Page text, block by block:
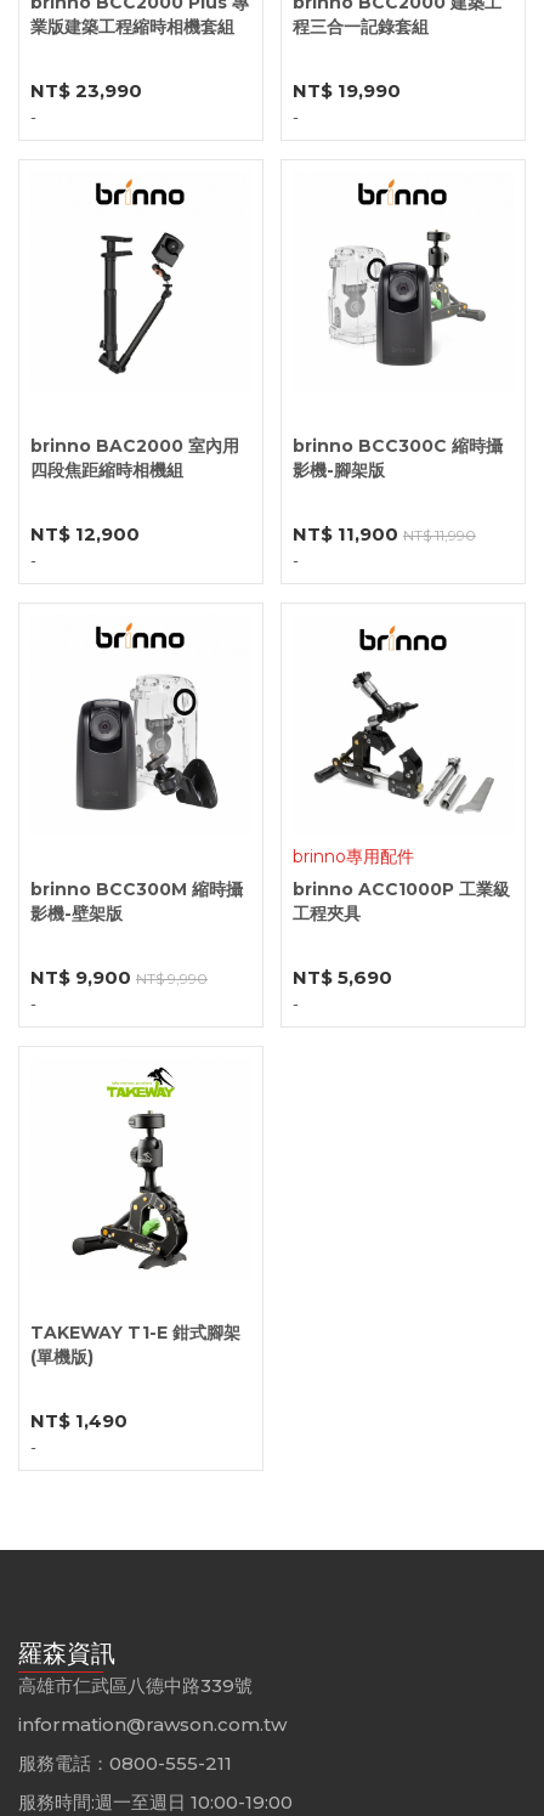
業版建築工程縮時相機套組
NT$ 23,990
-
程三合一記錄套組
NT$ 19,990
-
brinno BAC2000 室內用
四段焦距縮時相機組
NT$ 12,900
-
brinno BCC300C 縮時攝
影機-腳架版
NT$ 11,900 NT$ 11,990
-
brinno BCC300M 縮時攝
影機-壁架版
NT$ 9,900 NT$ 9,990
-
brinno專用配件
brinno ACC1000P 工業級
工程夾具
NT$ 5,690
-
TAKEWAY T1-E 鉗式腳架
(單機版)
NT$ 1,490
-
羅森資訊
高雄市仁武區八德中路339號
information@rawson.com.tw
服務電話：0800-555-211
服務時間:週一至週日 10:00-19:00